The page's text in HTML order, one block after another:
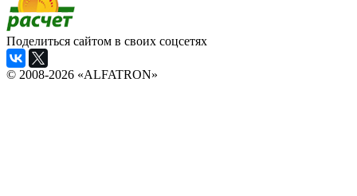
Поделиться сайтом в своих соцсетях
© 2008-2026 «ALFATRON»